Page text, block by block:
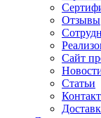
Отзывы
Сайт
Статьи